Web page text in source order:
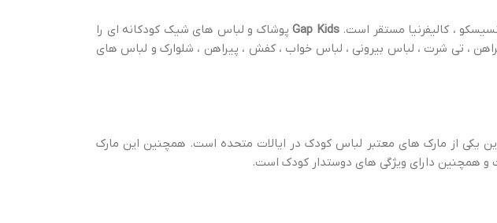
Gap Kids
پوشاک و لباس های شیک کودکانه ای را
، تی شرت ، لباس بیرونی ، لباس خواب ، کفش ، پیراهن ، شلوارک و لباس های
پیش در سال 1865 توسط ویلیام کارتر تاسیس شد. این یکی از مارک های معتبر لباس کودک در ایالات متحده است. همچنین این مارک
و همچنین دارای ویژگی های دوستدار کودک است.